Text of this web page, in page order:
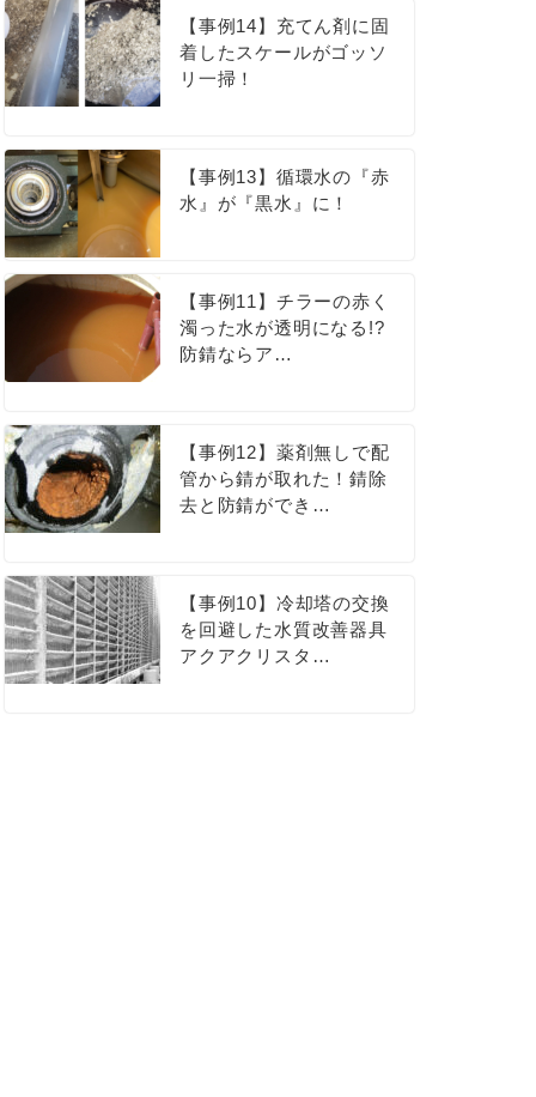
【事例14】充てん剤に固
着したスケールがゴッソ
リ一掃！
【事例13】循環水の『赤
水』が『黒水』に！
【事例11】チラーの赤く
濁った水が透明になる!?
防錆ならア…
【事例12】薬剤無しで配
管から錆が取れた！錆除
去と防錆ができ…
【事例10】冷却塔の交換
を回避した水質改善器具
アクアクリスタ…